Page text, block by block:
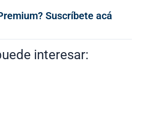
Suscríbete acá
interesar: